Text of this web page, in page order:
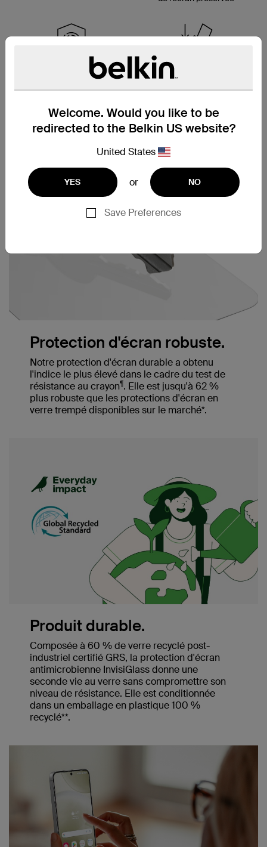
Welcome. Would you like to be
redirected to the Belkin US website?
United States
YES or NO
Save Preferences
Revêtement anti-
Support Easy Align
Protection d'écran robuste.
Notre protection d'écran durable a obtenu
l'indice le plus élevé dans le cadre du test de
résistance au crayon¶. Elle est jusqu'à 62 %
plus robuste que les protections d'écran en
verre trempé disponibles sur le marché*.
Produit durable.
Composée à 60 % de verre recyclé post-
industriel certifié GRS, la protection d'écran
antimicrobienne InvisiGlass donne une
seconde vie au verre sans compromettre son
niveau de résistance. Elle est conditionnée
dans un emballage en plastique 100 %
recyclé**.